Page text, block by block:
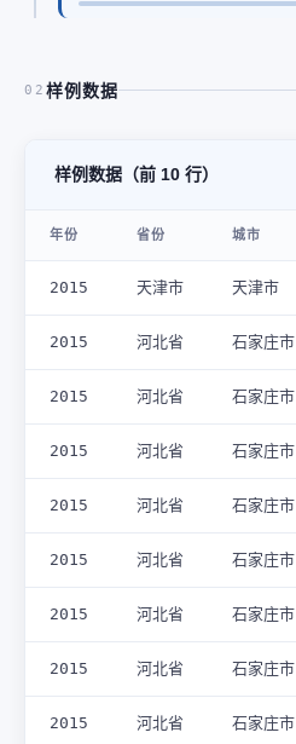
02 样例数据
样例数据（前 10 行）
年份 省份 城市
2015 天津市 天津市
2015 河北省 石家庄市
2015 河北省 石家庄市
2015 河北省 石家庄市
2015 河北省 石家庄市
2015 河北省 石家庄市
2015 河北省 石家庄市
2015 河北省 石家庄市
2015 河北省 石家庄市